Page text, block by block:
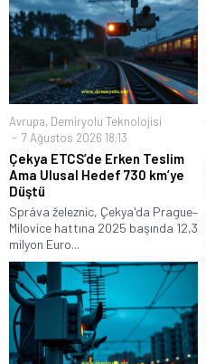
Avrupa, Demiryolu Teknolojisi
7 Ağustos 2026 18:13
Çekya ETCS’de Erken Teslim
Ama Ulusal Hedef 730 km’ye
Düştü
Správa železnic, Çekya'da Prague–
Milovice hattına 2025 başında 12,3
milyon Euro...